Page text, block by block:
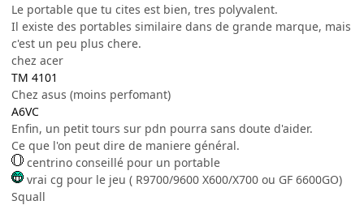
Le portable que tu cites est bien, tres polyvalent.
Il existe des portables similaire dans de grande marque, mais
c'est un peu plus chere.
chez acer
TM 4101
Chez asus (moins perfomant)
A6VC
Enfin, un petit tours sur pdn pourra sans doute d'aider.
Ce que l'on peut dire de maniere général.
centrino conseillé pour un portable
vrai cg pour le jeu ( R9700/9600 X600/X700 ou GF 6600GO)
Squall